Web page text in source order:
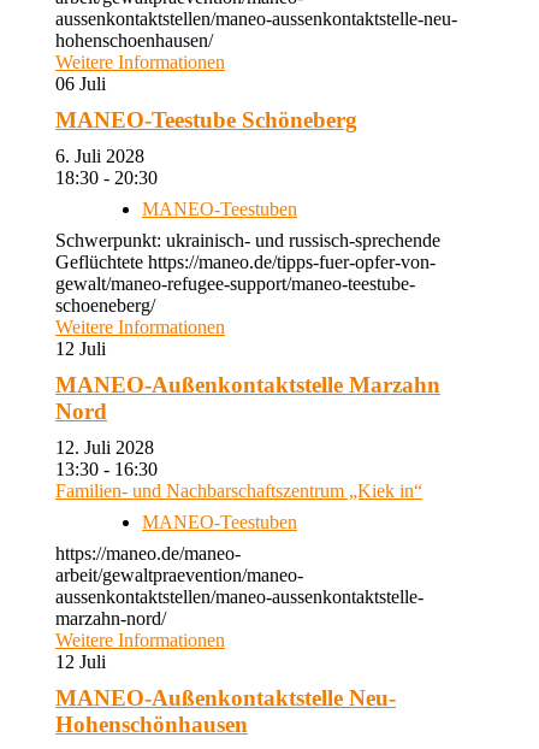
aussenkontaktstellen/maneo-aussenkontaktstelle-neu-
hohenschoenhausen/
Weitere Informationen
06 Juli
MANEO-Teestube Schöneberg
6. Juli 2028
18:30 - 20:30
MANEO-Teestuben
Schwerpunkt: ukrainisch- und russisch-sprechende
Geflüchtete https://maneo.de/tipps-fuer-opfer-von-
gewalt/maneo-refugee-support/maneo-teestube-
schoeneberg/
Weitere Informationen
12 Juli
MANEO-Außenkontaktstelle Marzahn
Nord
12. Juli 2028
13:30 - 16:30
Familien- und Nachbarschaftszentrum „Kiek in“
MANEO-Teestuben
https://maneo.de/maneo-
arbeit/gewaltpraevention/maneo-
aussenkontaktstellen/maneo-aussenkontaktstelle-
marzahn-nord/
Weitere Informationen
12 Juli
MANEO-Außenkontaktstelle Neu-
Hohenschönhausen